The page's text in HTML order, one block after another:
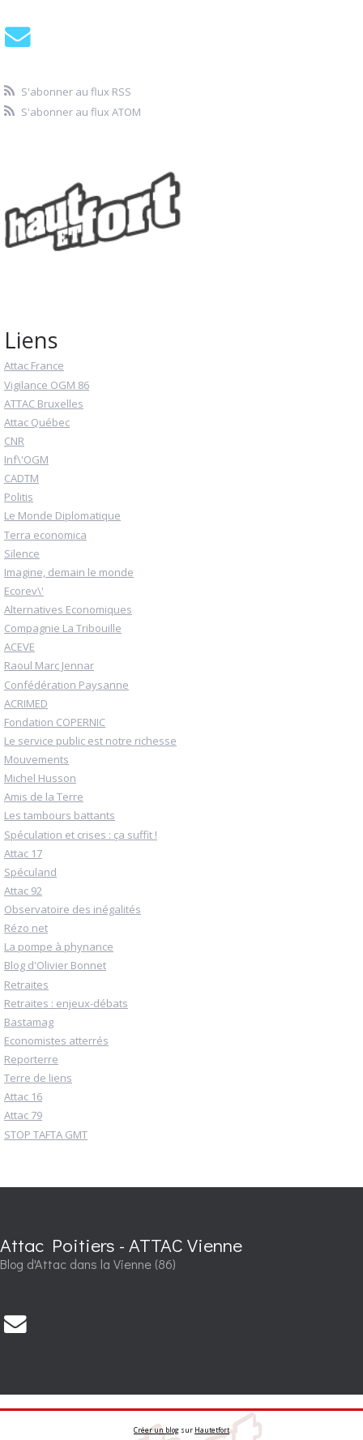
S'abonner au flux RSS
S'abonner au flux ATOM
Liens
Attac France
Vigilance OGM 86
ATTAC Bruxelles
Attac Québec
CNR
Inf\'OGM
CADTM
Politis
Le Monde Diplomatique
Terra economica
Silence
Imagine, demain le monde
Ecorev\'
Alternatives Economiques
Compagnie La Tribouille
ACEVE
Raoul Marc Jennar
Confédération Paysanne
ACRIMED
Fondation COPERNIC
Le service public est notre richesse
Mouvements
Michel Husson
Amis de la Terre
Les tambours battants
Spéculation et crises : ça suffit !
Attac 17
Spéculand
Attac 92
Observatoire des inégalités
Rézo net
La pompe à phynance
Blog d'Olivier Bonnet
Retraites
Retraites : enjeux-débats
Bastamag
Economistes atterrés
Reporterre
Terre de liens
Attac 16
Attac 79
STOP TAFTA GMT
Attac Poitiers - ATTAC Vienne
Blog d'Attac dans la Vienne (86)
Créer un blog sur Hautetfort